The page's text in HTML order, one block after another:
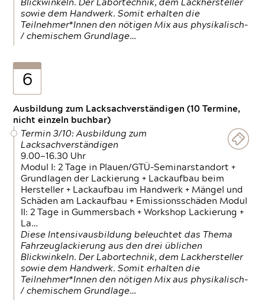
Blickwinkeln. Der Labortechnik, dem Lackhersteller
sowie dem Handwerk. Somit erhalten die
Teilnehmer*Innen den nötigen Mix aus physikalisch-
/ chemischem Grundlage…
6
Ausbildung zum Lacksachverständigen (10 Termine,
nicht einzeln buchbar)
Termin 3/10: Ausbildung zum
Lacksachverständigen
9.00—16.30 Uhr
Modul I: 2 Tage in Plauen/GTÜ-Seminarstandort +
Grundlagen der Lackierung + Lackaufbau beim
Hersteller + Lackaufbau im Handwerk + Mängel und
Schäden am Lackaufbau + Emissionsschäden Modul
II: 2 Tage in Gummersbach + Workshop Lackierung +
La…
Diese Intensivausbildung beleuchtet das Thema
Fahrzeuglackierung aus den drei üblichen
Blickwinkeln. Der Labortechnik, dem Lackhersteller
sowie dem Handwerk. Somit erhalten die
Teilnehmer*Innen den nötigen Mix aus physikalisch-
/ chemischem Grundlage…